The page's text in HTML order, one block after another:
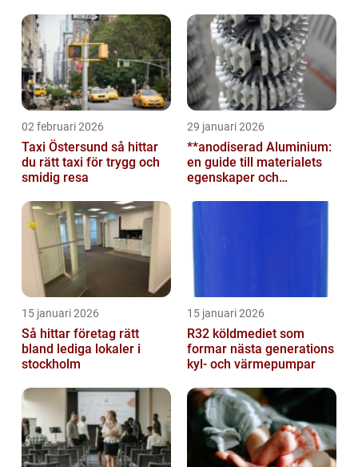
02 februari 2026
Taxi Östersund så hittar
du rätt taxi för trygg och
smidig resa
29 januari 2026
**anodiserad Aluminium:
en guide till materialets
egenskaper och
15 januari 2026
Så hittar företag rätt
bland lediga lokaler i
stockholm
15 januari 2026
R32 köldmediet som
formar nästa generations
kyl- och värmepumpar